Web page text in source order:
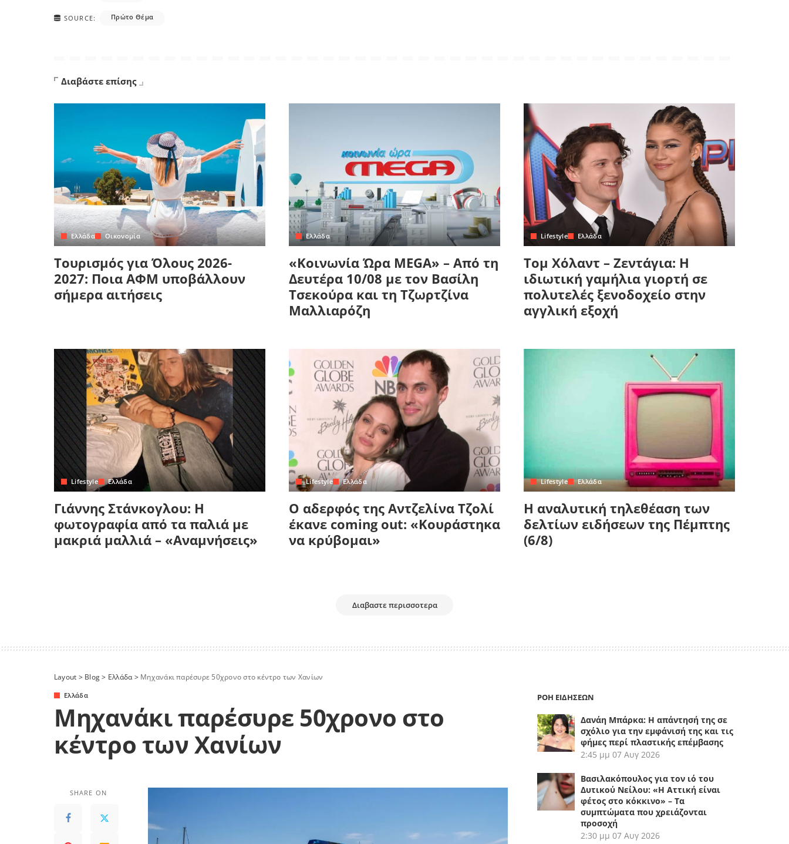
SOURCE: Πρώτο Θέμα
Διαβάστε επίσης
Ελλάδα Οικονομία
Τουρισμός για Όλους 2026-
2027: Ποια ΑΦΜ υποβάλλουν
σήμερα αιτήσεις
Ελλάδα
«Κοινωνία Ώρα MEGA» – Από τη
Δευτέρα 10/08 με τον Βασίλη
Τσεκούρα και τη Τζωρτζίνα
Μαλλιαρόζη
Lifestyle Ελλάδα
Τομ Χόλαντ – Ζεντάγια: Η
ιδιωτική γαμήλια γιορτή σε
πολυτελές ξενοδοχείο στην
αγγλική εξοχή
Lifestyle Ελλάδα
Γιάννης Στάνκογλου: Η
φωτογραφία από τα παλιά με
μακριά μαλλιά – «Αναμνήσεις»
Lifestyle Ελλάδα
Ο αδερφός της Αντζελίνα Τζολί
έκανε coming out: «Κουράστηκα
να κρύβομαι»
Lifestyle Ελλάδα
Η αναλυτική τηλεθέαση των
δελτίων ειδήσεων της Πέμπτης
(6/8)
Διαβαστε περισσοτερα
Layout > Blog> Ελλάδα> Μηχανάκι παρέσυρε 50χρονο στο κέντρο των Χανίων
Ελλάδα
Μηχανάκι παρέσυρε 50χρονο στο
κέντρο των Χανίων
SHARE ON
ΡΟΗ ΕΙΔΗΣΕΩΝ
Δανάη Μπάρκα: Η απάντησή της σε
σχόλιο για την εμφάνισή της και τις
φήμες περί πλαστικής επέμβασης
2:45 μμ 07 Αυγ 2026
Βασιλακόπουλος για τον ιό του
Δυτικού Νείλου: «Η Αττική είναι
φέτος στο κόκκινο» – Τα
συμπτώματα που χρειάζονται
προσοχή
2:30 μμ 07 Αυγ 2026